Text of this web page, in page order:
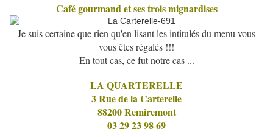
Café gourmand et ses trois mignardises
Je suis certaine que rien qu'en lisant les intitulés du menu vous
vous êtes régalés !!!
En tout cas, ce fut notre cas ...
LA QUARTERELLE
3 Rue de la Carterelle
88200 Remiremont
03 29 23 98 69